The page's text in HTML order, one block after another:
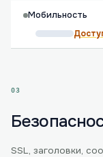
Мобильность
03
SSL, заголовки,